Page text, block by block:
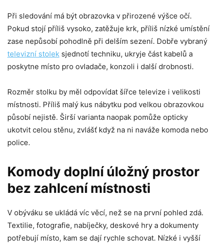
Při sledování má být obrazovka v přirozené výšce očí.
Pokud stojí příliš vysoko, zatěžuje krk, příliš nízké umístění
zase nepůsobí pohodlně při delším sezení. Dobře vybraný
televizní stolek sjednotí techniku, ukryje část kabelů a
poskytne místo pro ovladače, konzoli i další drobnosti.
Rozměr stolku by měl odpovídat šířce televize i velikosti
místnosti. Příliš malý kus nábytku pod velkou obrazovkou
působí nejistě. Širší varianta naopak pomůže opticky
ukotvit celou stěnu, zvlášť když na ni naváže komoda nebo
police.
Komody doplní úložný prostor
bez zahlcení místnosti
V obýváku se ukládá víc věcí, než se na první pohled zdá.
Textilie, fotografie, nabíječky, deskové hry a dokumenty
potřebují místo, kam se dají rychle schovat. Nízké i vyšší